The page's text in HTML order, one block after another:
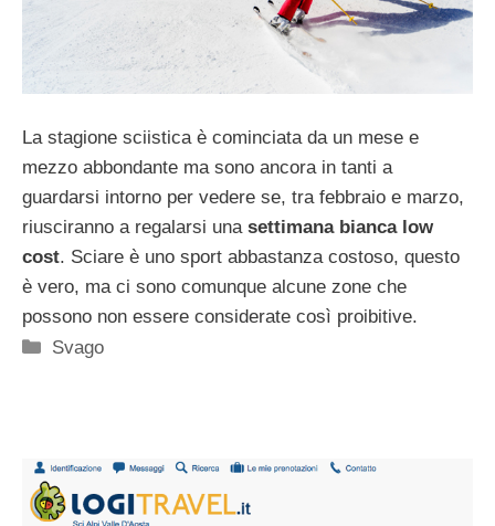
La stagione sciistica è cominciata da un mese e
mezzo abbondante ma sono ancora in tanti a
guardarsi intorno per vedere se, tra febbraio e marzo,
riusciranno a regalarsi una settimana bianca low
cost. Sciare è uno sport abbastanza costoso, questo
è vero, ma ci sono comunque alcune zone che
possono non essere considerate così proibitive.
Categorie
Svago